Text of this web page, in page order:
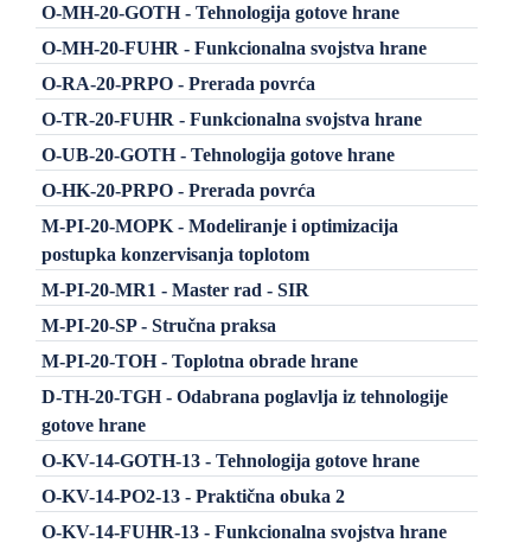
O-MH-20-GOTH - Tehnologija gotove hrane
O-MH-20-FUHR - Funkcionalna svojstva hrane
O-RA-20-PRPO - Prerada povrća
O-TR-20-FUHR - Funkcionalna svojstva hrane
O-UB-20-GOTH - Tehnologija gotove hrane
O-HK-20-PRPO - Prerada povrća
M-PI-20-MOPK - Modeliranje i optimizacija
postupka konzervisanja toplotom
M-PI-20-MR1 - Master rad - SIR
M-PI-20-SP - Stručna praksa
M-PI-20-TOH - Toplotna obrade hrane
D-TH-20-TGH - Odabrana poglavlja iz tehnologije
gotove hrane
O-KV-14-GOTH-13 - Tehnologija gotove hrane
O-KV-14-PO2-13 - Praktična obuka 2
O-KV-14-FUHR-13 - Funkcionalna svojstva hrane